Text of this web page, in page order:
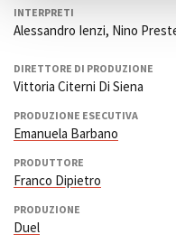
INTERPRETI
Alessandro Ienzi, Nino
DIRETTORE DI PRODUZIONE
Vittoria Citerni Di Siena
PRODUZIONE ESECUTIVA
Emanuela Barbano
PRODUTTORE
Franco Dipietro
PRODUZIONE
Duel